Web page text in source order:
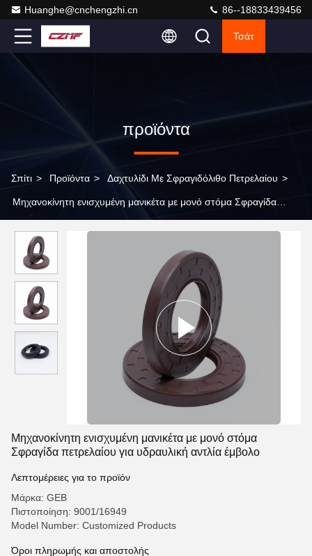
Huanghe@cnchengzhi.cn 86--18833439456
Τσάτ
προϊόντα
Σπίτι > Προϊόντα > Δαχτυλίδι Με Σφραγιδόλιθο Πετρελαίου >
Μηχανοκίνητη ενισχυμένη μανικέτα με μονό στόμα Σφραγίδα
Μηχανοκίνητη ενισχυμένη μανικέτα με μονό στόμα
Σφραγίδα πετρελαίου για υδραυλική αντλία έμβολο
Λεπτομέρειες για το προϊόν
Μάρκα: GEB
Πιστοποίηση: 9001/16949
Model Number: Customized Products
Όροι πληρωμής και αποστολής